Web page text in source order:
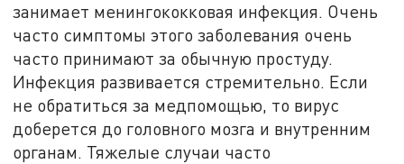
занимает менингококковая инфекция. Очень
часто симптомы этого заболевания очень
часто принимают за обычную простуду.
Инфекция развивается стремительно. Если
не обратиться за медпомощью, то вирус
доберется до головного мозга и внутренним
органам. Тяжелые случаи часто